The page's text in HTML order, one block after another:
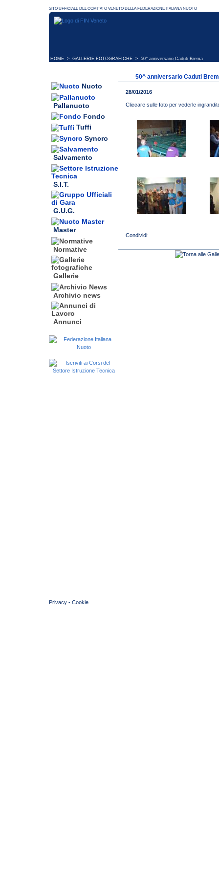
HOME > GALLERIE FOTOGRAFICHE > 50^ anniversario Caduti Brema
Nuoto
Pallanuoto
Fondo
Tuffi
Syncro
Salvamento
S.I.T.
G.U.G.
Master
Normative
Gallerie
Archivio news
Annunci
50^ anniversario Caduti
28/01/2016
Cliccare sulle foto per vederle
Privacy - Cookie